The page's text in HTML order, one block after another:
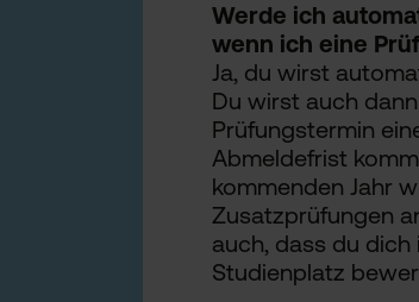
Werde ich
wenn ich eine
Ja, du wirst
Du wirst auch
Prüfungstermin
Abmeldefrist
kommenden Jahr
Zusatzprüfungen
auch, dass du dich
Studienplatz